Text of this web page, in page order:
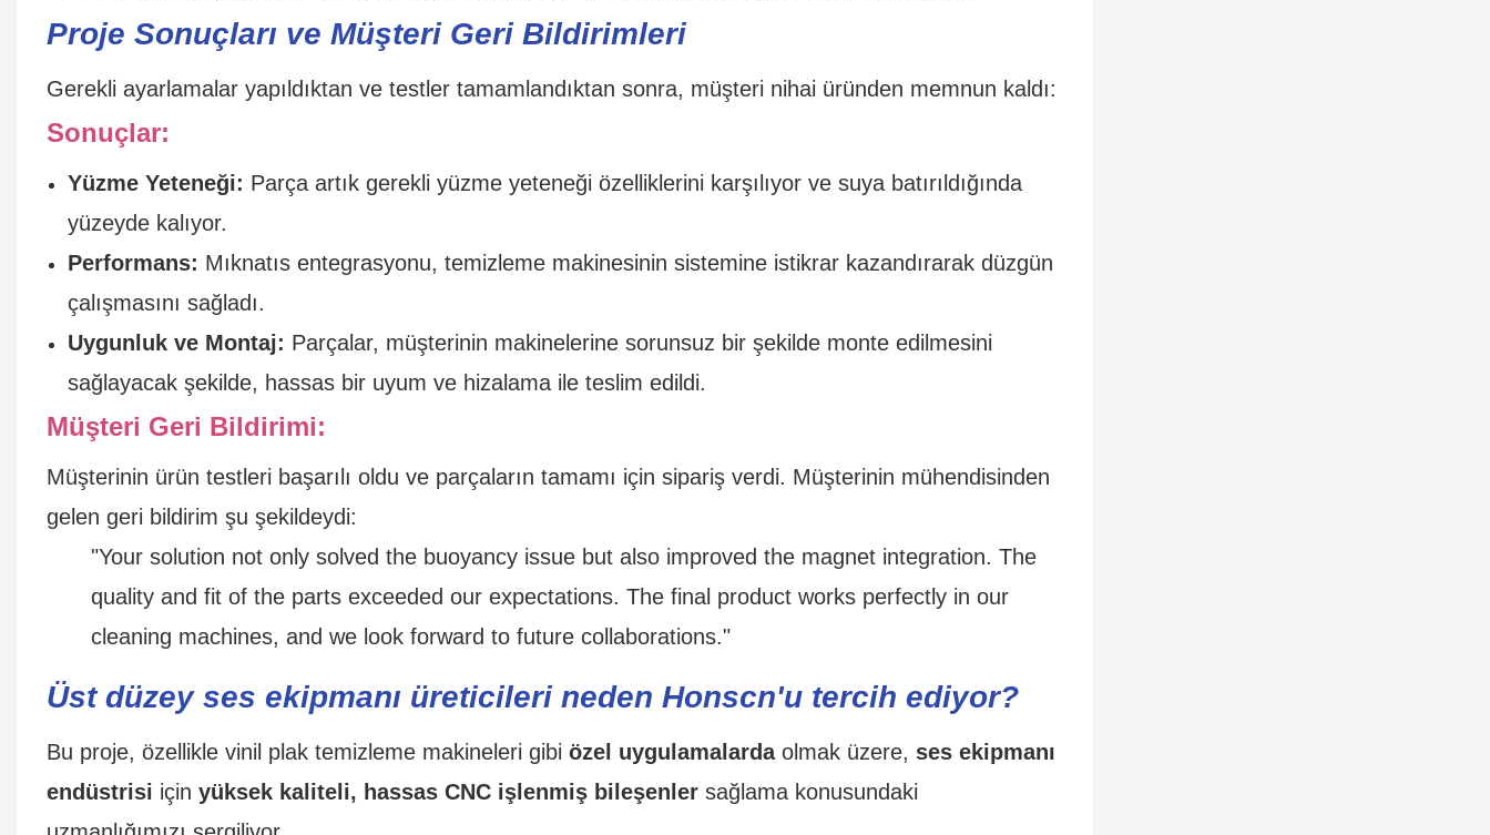
Proje Sonuçları ve Müşteri Geri Bildirimleri
Gerekli ayarlamalar yapıldıktan ve testler tamamlandıktan sonra, müşteri nihai üründen memnun kaldı:
Sonuçlar:
Yüzme Yeteneği: Parça artık gerekli yüzme yeteneği özelliklerini karşılıyor ve suya batırıldığında
yüzeyde kalıyor.
Performans: Mıknatıs entegrasyonu, temizleme makinesinin sistemine istikrar kazandırarak düzgün
çalışmasını sağladı.
Uygunluk ve Montaj: Parçalar, müşterinin makinelerine sorunsuz bir şekilde monte edilmesini
sağlayacak şekilde, hassas bir uyum ve hizalama ile teslim edildi.
Müşteri Geri Bildirimi:
Müşterinin ürün testleri başarılı oldu ve parçaların tamamı için sipariş verdi. Müşterinin mühendisinden
gelen geri bildirim şu şekildeydi:
"Your solution not only solved the buoyancy issue but also improved the magnet integration. The
quality and fit of the parts exceeded our expectations. The final product works perfectly in our
cleaning machines, and we look forward to future collaborations."
Üst düzey ses ekipmanı üreticileri neden Honscn'u tercih ediyor?
Bu proje, özellikle vinil plak temizleme makineleri gibi özel uygulamalardaolmak üzere, ses ekipmanı
endüstrisi için yüksek kaliteli, hassas CNC işlenmiş bileşenlersağlama konusundaki